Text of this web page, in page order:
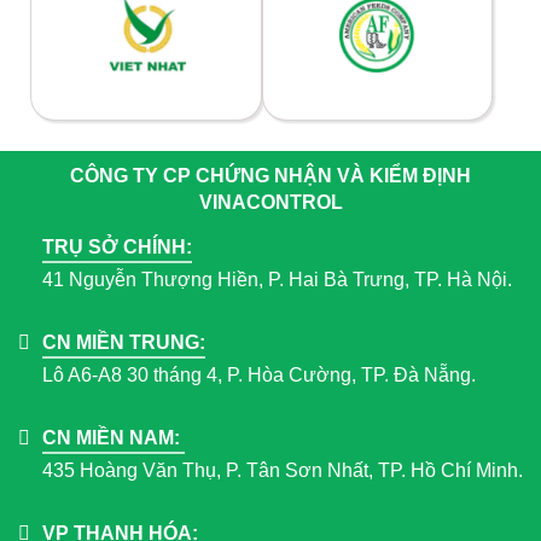
CÔNG TY CP CHỨNG NHẬN VÀ KIỂM ĐỊNH
VINACONTROL
TRỤ SỞ CHÍNH:
41 Nguyễn Thượng Hiền, P. Hai Bà Trưng, TP. Hà Nội.
CN MIỀN TRUNG:
Lô A6-A8 30 tháng 4, P. Hòa Cường, TP. Đà Nẵng.
CN MIỀN NAM:
435 Hoàng Văn Thụ, P. Tân Sơn Nhất, TP. Hồ Chí Minh.
VP THANH HÓA: